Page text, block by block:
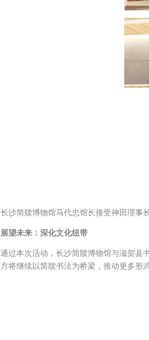
长沙简牍博物馆马代忠馆长接受神田理事
展望未来：深化文化纽带
通过本次活动，长沙简牍博物馆与滋贺县
方将继续以简牍书法为桥梁，推动更多形